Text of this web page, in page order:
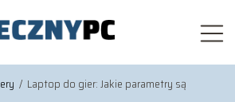
/ Laptop do gier: Jakie parametry są